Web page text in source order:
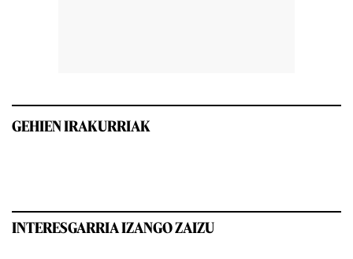
GEHIEN IRAKURRIAK
INTERESGARRIA IZANGO ZAIZU